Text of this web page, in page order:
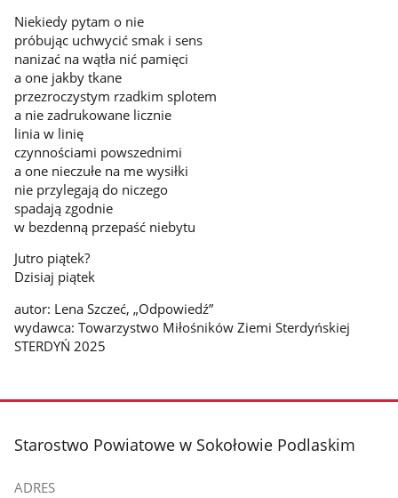
Niekiedy pytam o nie
próbując uchwycić smak i sens
nanizać na wątła nić pamięci
a one jakby tkane
przezroczystym rzadkim splotem
a nie zadrukowane licznie
linia w linię
czynnościami powszednimi
a one nieczułe na me wysiłki
nie przylegają do niczego
spadają zgodnie
w bezdenną przepaść niebytu
Jutro piątek?
Dzisiaj piątek
autor: Lena Szczeć, „Odpowiedź”
wydawca: Towarzystwo Miłośników Ziemi Sterdyńskiej
STERDYŃ 2025
stopka
Starostwo Powiatowe w Sokołowie Podlaskim
ADRES